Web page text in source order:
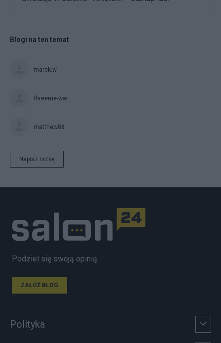
Blogi na ten temat
marek.w
threeme-ww
matthew88
Napisz notkę
Podziel się swoją opinią
ZAŁÓŻ BLOG
Polityka